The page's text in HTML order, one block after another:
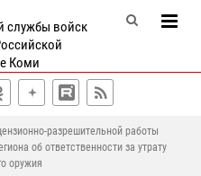
службы войск
Коми
разрешительной работы
об ответственности за утрату
оружия